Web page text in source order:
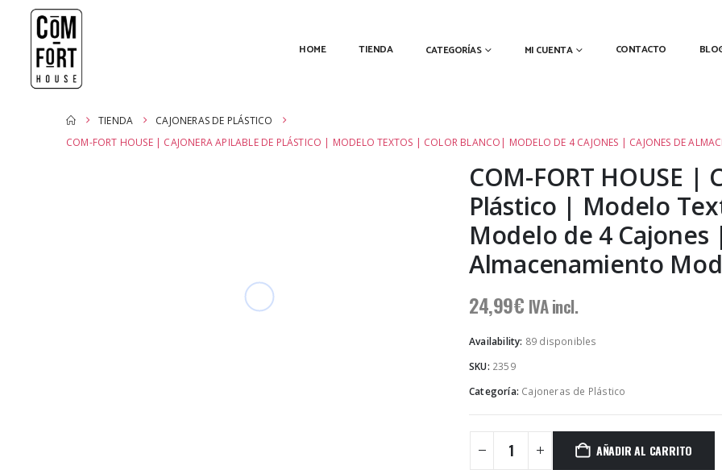
HOME TIENDA CATEGORÍAS MI CUENTA CONTACTO
TIENDA
CAJONERAS DE PLÁSTICO
COM-FORT HOUSE | CAJONERA APILABLE DE PLÁSTICO | MODELO TEXTOS | COLOR BLANCO| MODELO DE 4 CAJONES | CAJONES DE
COM-FORT HOUSE |
Plástico | Modelo
Modelo de 4 Cajones
Almacenamiento
24,99€ IVA incl.
Availability: 89 disponibles
SKU: 2359
Categoría: Cajoneras de Plástico
AÑADIR AL CARRITO